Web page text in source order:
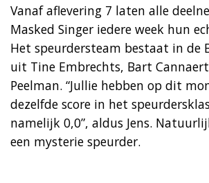
Vanaf aflevering 7 laten alle
Masked Singer iedere week hun
Het speurdersteam bestaat in de
uit Tine Embrechts, Bart
Peelman. “Jullie hebben op dit
dezelfde score in het
namelijk 0,0”, aldus Jens.
een mysterie speurder.